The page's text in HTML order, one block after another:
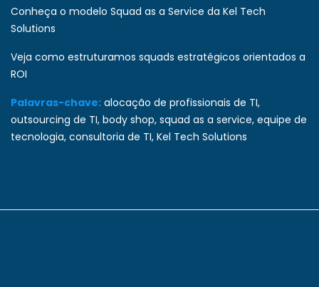
Conheça o modelo Squad as a Service da Kel Tech
Solutions
Veja como estruturamos squads estratégicos orientados a
ROI
Palavras-chave: alocação de profissionais de TI,
outsourcing de TI, body shop, squad as a service, equipe de
tecnologia, consultoria de TI, Kel Tech Solutions